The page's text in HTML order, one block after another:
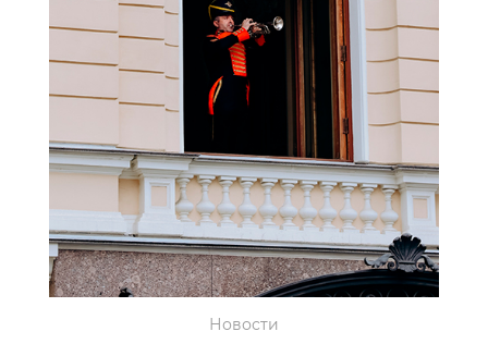
Новости